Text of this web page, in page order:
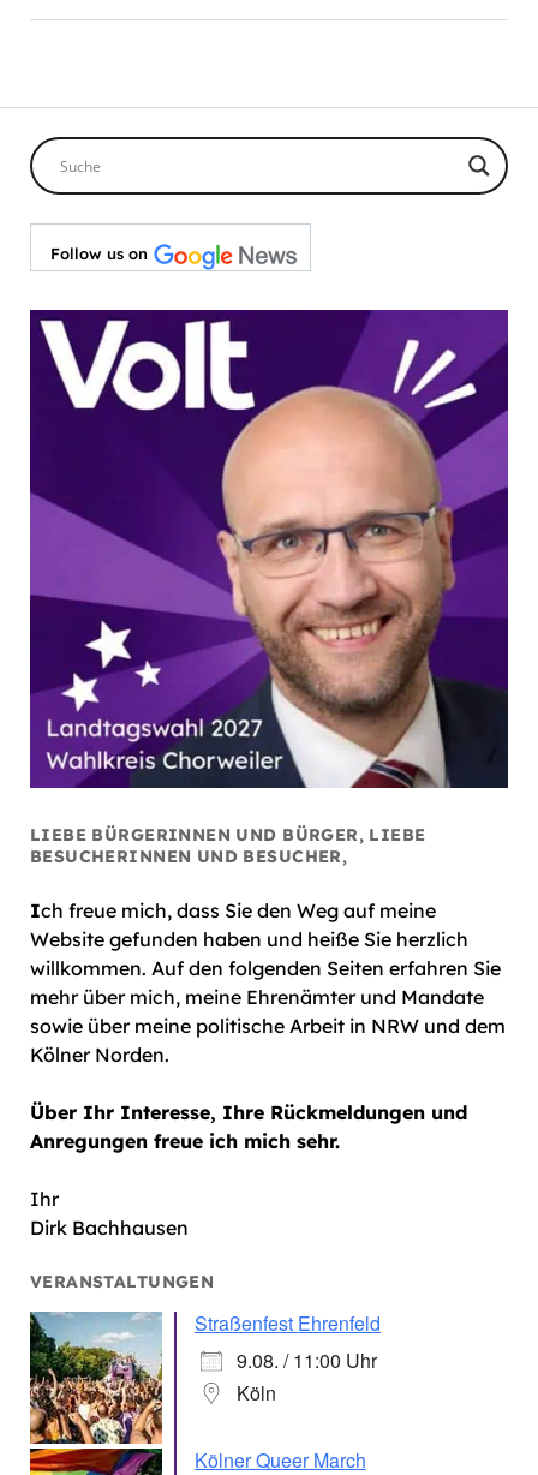
Follow us on
LIEBE BÜRGERINNEN UND BÜRGER, LIEBE
BESUCHERINNEN UND BESUCHER,
Ich freue mich, dass Sie den Weg auf meine
Website gefunden haben und heiße Sie herzlich
willkommen. Auf den folgenden Seiten erfahren Sie
mehr über mich, meine Ehrenämter und Mandate
sowie über meine politische Arbeit in NRW und dem
Kölner Norden.
Über Ihr Interesse, Ihre Rückmeldungen und
Anregungen freue ich mich sehr.
Ihr
Dirk Bachhausen
VERANSTALTUNGEN
Straßenfest Ehrenfeld
9.08. / 11:00 Uhr
Köln
Kölner Queer March